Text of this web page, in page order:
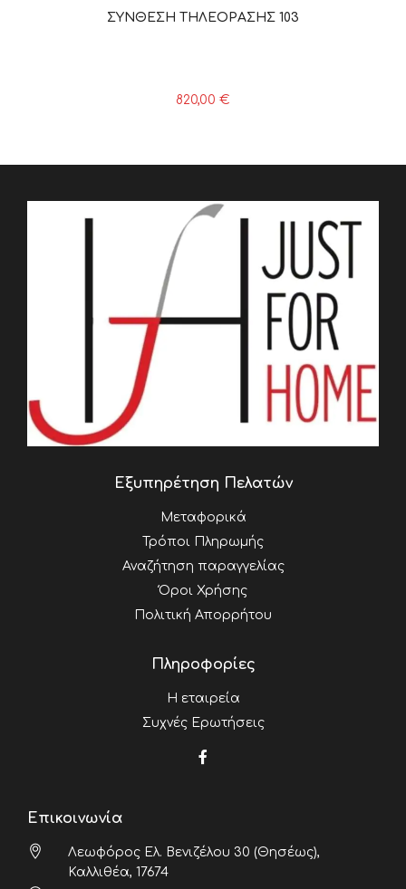
ΣΥΝΘΕΣΗ ΤΗΛΕΟΡΑΣΗΣ 103
820,00 €
Εξυπηρέτηση Πελατών
Μεταφορικά
Τρόποι Πληρωμής
Αναζήτηση παραγγελίας
Όροι Χρήσης
Πολιτική Απορρήτου
Πληροφορίες
Η εταιρεία
Συχνές Ερωτήσεις
Επικοινωνία
Λεωφόρος Ελ. Βενιζέλου 30 (Θησέως),
Καλλιθέα, 17674